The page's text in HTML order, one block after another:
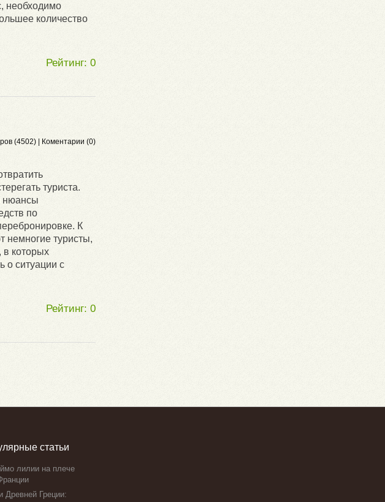
необходимо
количество
Рейтинг: 0
(4502) | Коментарии (0)
туриста.
нюансы
по
К
немногие туристы,
в которых
о ситуации с
Рейтинг: 0
статьи
лилии на плече
Древней Греции: